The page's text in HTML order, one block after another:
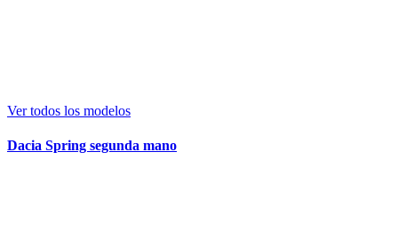
Ver todos los modelos
Dacia Spring segunda mano